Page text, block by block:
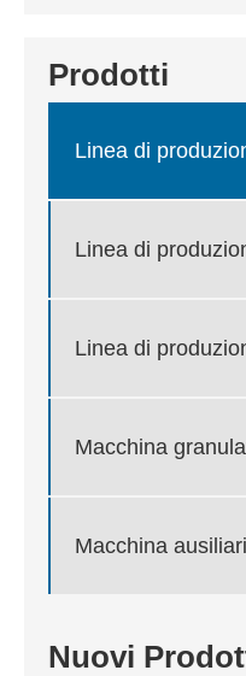
Prodotti
Linea di
Linea di
Linea di
Macchina
Macchina
Nuovi